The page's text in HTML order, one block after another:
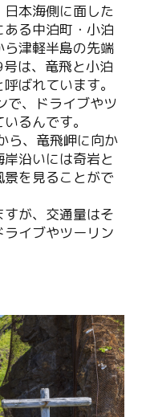
本海側に面した
る中泊町・小泊
ら津軽半島の先端
は、竜飛と小泊
ばれています。
で、ドライブやツ
るんです。
ら、竜飛岬に向か
沿いには奇岩と
を見ることがで
が、交通量はそ
イブやツーリン